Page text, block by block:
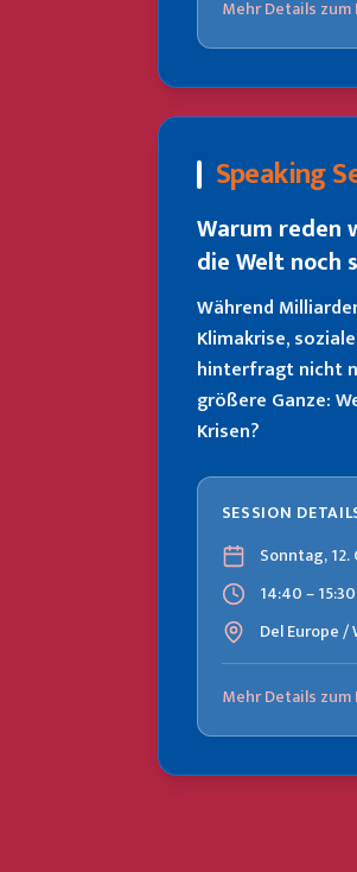
Mehr Details zum
Speaking
Warum reden
die Welt noch
Während
Klimakrise,
hinterfragt nicht
größere Ganze:
Krisen?
SESSION
Sonntag,
14:40 –
Del Europe /
Mehr Details zum